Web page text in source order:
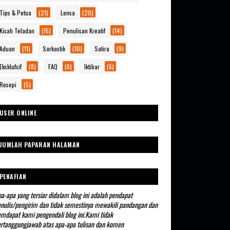
Tips & Petua (21) Lensa (20)
Kisah Teladan (15) Penulisan Kreatif (14)
Aduan (11) Sarkastik (10) Satira (9)
Eksklufsif (8) FAQ (6) Iktibar (6)
Resepi (5)
USER ONLINE
JUMLAH PAPARAN HALAMAN
PENAFIAN
apa yang tersiar didalam blog ini adalah pendapat
pengirim dan tidak semestinya mewakili pandangan dan
kami pengendali blog ini.Kami tidak
atas apa-apa tulisan dan komen